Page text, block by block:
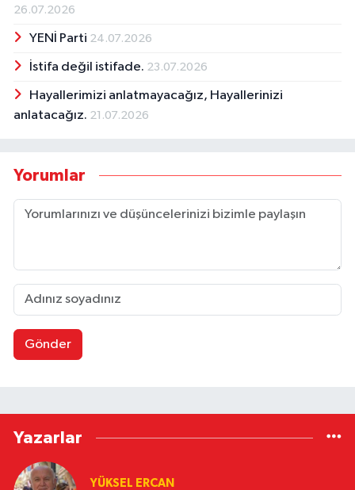
26.07.2026
YENİ Parti 24.07.2026
İstifa değil istifade. 23.07.2026
Hayallerimizi anlatmayacağız, Hayallerinizi
anlatacağız. 21.07.2026
Yorumlar
Gönder
Yazarlar
YÜKSEL ERCAN